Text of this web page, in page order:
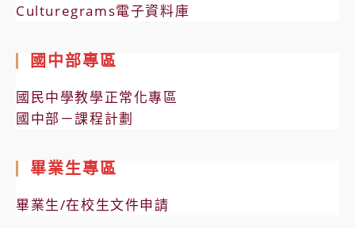
Culturegrams電子資料庫
國中部專區
國民中學教學正常化專區
國中部－課程計劃
畢業生專區
畢業生/在校生文件申請